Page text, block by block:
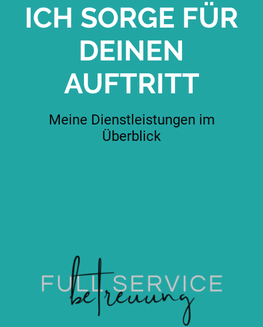
ICH SORGE FÜR
DEINEN
AUFTRITT
Meine Dienstleistungen im
Überblick